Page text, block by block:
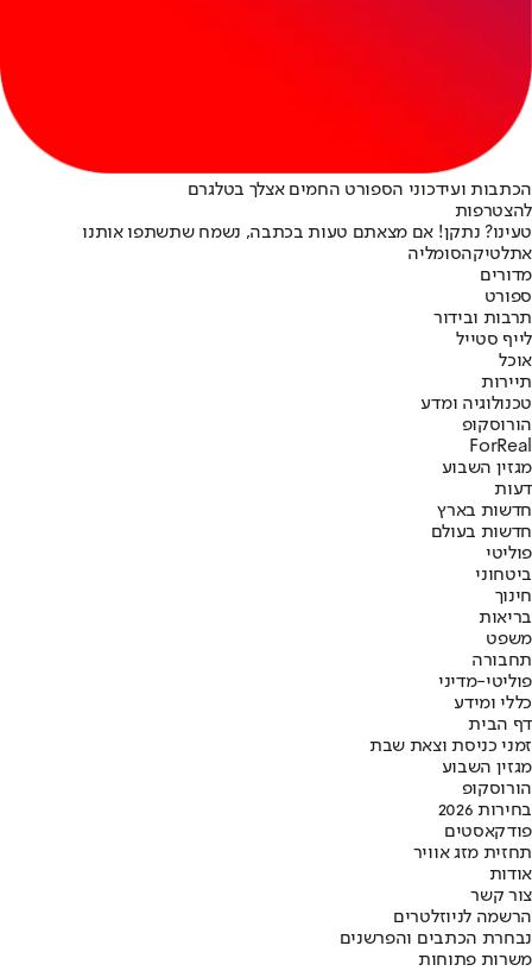
הכתבות ועידכוני הספורט החמים אצלך בטלגרם
להצטרפות
טעינו? נתקן! אם מצאתם טעות בכתבה, נשמח שתשתפו אותנו
אתלטיקהסומליה
מדורים
ספורט
תרבות ובידור
לייף סטייל
אוכל
תיירות
טכנולוגיה ומדע
הורוסקופ
ForReal
מגזין השבוע
דעות
חדשות בארץ
חדשות בעולם
פוליטי
ביטחוני
חינוך
בריאות
משפט
תחבורה
פוליטי-מדיני
כללי ומידע
דף הבית
זמני כניסת וצאת שבת
מגזין השבוע
הורוסקופ
בחירות 2026
פודקאסטים
תחזית מזג אוויר
אודות
צור קשר
הרשמה לניוזלטרים
נבחרת הכתבים והפרשנים
משרות פתוחות